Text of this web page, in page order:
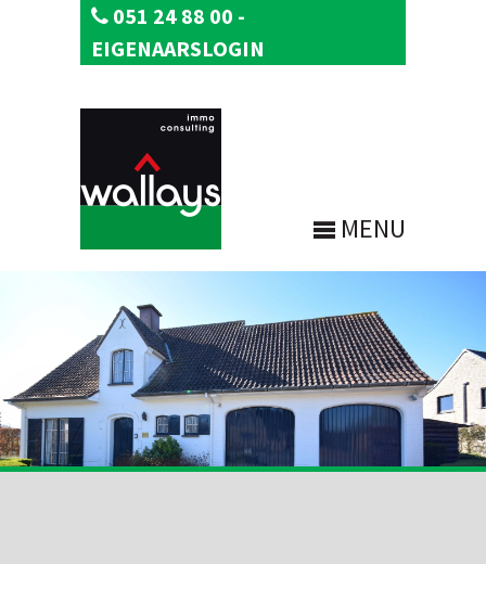
051 24 88 00 -
EIGENAARSLOGIN
MENU